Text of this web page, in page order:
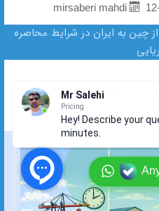
از چین به ایران در...
Mr Salehi
Pricing
Hey! Describe your
minutes.